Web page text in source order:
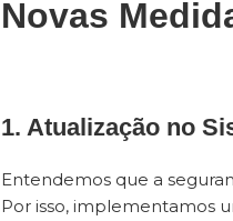
Novas
1. Atualização no
Entendemos que a
Por isso, implementamos